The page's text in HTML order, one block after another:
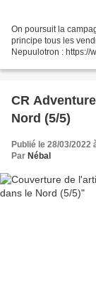
On poursuit la
principe tous les
Nepuulotron : https://
CR
Nord (5/5)
Publié le 28/03/2022
Par Nébal